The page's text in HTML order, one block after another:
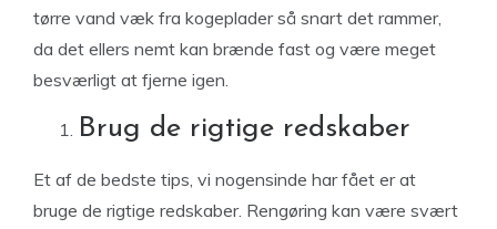
tørre vand væk fra kogeplader så snart det rammer,
da det ellers nemt kan brænde fast og være meget
besværligt at fjerne igen.
Brug de rigtige redskaber
Et af de bedste tips, vi nogensinde har fået er at
bruge de rigtige redskaber. Rengøring kan være svært